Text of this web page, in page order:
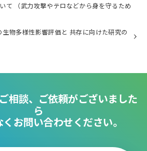
て （武力攻撃やテロなどから身を守るため
物多様性影響評価と 共存に向けた研究の
相談、ご依頼がございました
ら
お問い合わせください。